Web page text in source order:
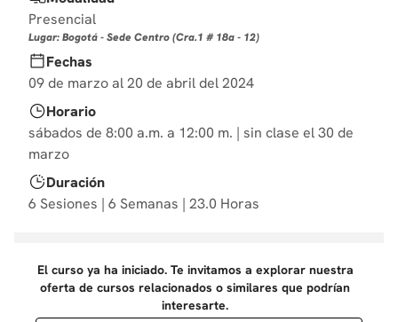
10. diseño
Presencial
Lugar: Bogotá - Sede Centro (Cra.1 # 18a - 12)
Fechas
09 de marzo al 20 de abril del 2024
Horario
sábados de 8:00 a.m. a 12:00 m. | sin clase el 30 de
marzo
Duración
6 Sesiones | 6 Semanas | 23.0 Horas
El curso ya ha iniciado. Te invitamos a explorar nuestra
oferta de cursos relacionados o similares que podrían
interesarte.